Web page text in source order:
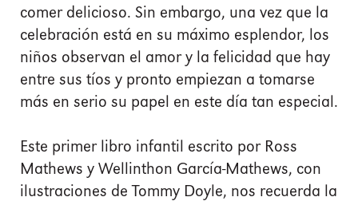
comer delicioso. Sin embargo, una vez que la
celebración está en su máximo esplendor, los
niños observan el amor y la felicidad que hay
entre sus tíos y pronto empiezan a tomarse
más en serio su papel en este día tan especial.
Este primer libro infantil escrito por Ross
Mathews y Wellinthon García-Mathews, con
ilustraciones de Tommy Doyle, nos recuerda la